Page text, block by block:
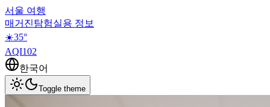
서울 여행
매거진탐험실용 정보
☀️35°
AQI102
한국어
Toggle theme